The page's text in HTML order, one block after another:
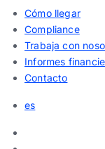
Cómo llegar
Compliance
Trabaja con
Informes
Contacto
es